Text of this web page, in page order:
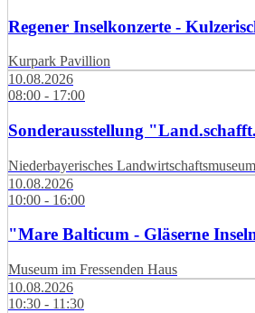
Regener Inselkonzerte -
Kurpark Pavillion
10.08.2026
08:00 - 17:00
Sonderausstellung
Niederbayerisches Landwirtschaftsmuseum
10.08.2026
10:00 - 16:00
"Mare Balticum - Gläserne
Museum im Fressenden Haus
10.08.2026
10:30 - 11:30